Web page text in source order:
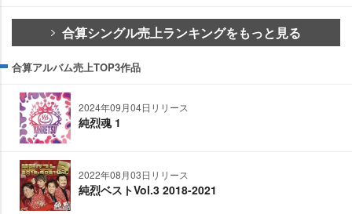
合算シングル売上ランキングをもっと見る
合算アルバム売上TOP3作品
2024年09月04日リリース
純烈魂 1
2022年08月03日リリース
純烈ベストVol.3 2018-2021